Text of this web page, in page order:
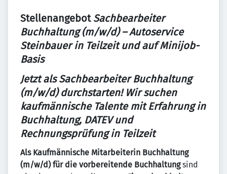
Stellenangebot Sachbearbeiter
Buchhaltung (m/w/d) – Autoservice
Steinbauer in Teilzeit und auf Minijob-
Basis
Jetzt als Sachbearbeiter Buchhaltung
(m/w/d) durchstarten! Wir suchen
kaufmännische Talente mit Erfahrung in
Buchhaltung, DATEV und
Rechnungsprüfung in Teilzeit
Als Kaufmännische Mitarbeiterin Buchhaltung
(m/w/d) für die vorbereitende Buchhaltungsind